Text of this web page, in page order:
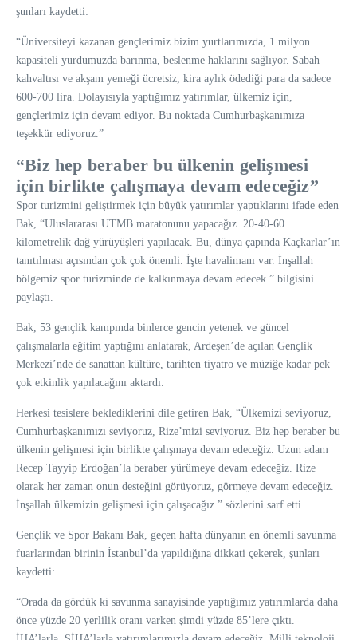
şunları kaydetti:
“Üniversiteyi kazanan gençlerimiz bizim yurtlarımızda, 1 milyon
kapasiteli yurdumuzda barınma, beslenme haklarını sağlıyor. Sabah
kahvaltısı ve akşam yemeği ücretsiz, kira aylık ödediği para da sadece
600-700 lira. Dolayısıyla yaptığımız yatırımlar, ülkemiz için,
gençlerimiz için devam ediyor. Bu noktada Cumhurbaşkanımıza
teşekkür ediyoruz.”
“Biz hep beraber bu ülkenin gelişmesi
için birlikte çalışmaya devam edeceğiz”
Spor turizmini geliştirmek için büyük yatırımlar yaptıklarını ifade eden
Bak, “Uluslararası UTMB maratonunu yapacağız. 20-40-60
kilometrelik dağ yürüyüşleri yapılacak. Bu, dünya çapında Kaçkarlar’ın
tanıtılması açısından çok çok önemli. İşte havalimanı var. İnşallah
bölgemiz spor turizminde de kalkınmaya devam edecek.” bilgisini
paylaştı.
Bak, 53 gençlik kampında binlerce gencin yetenek ve güncel
çalışmalarla eğitim yaptığını anlatarak, Ardeşen’de açılan Gençlik
Merkezi’nde de sanattan kültüre, tarihten tiyatro ve müziğe kadar pek
çok etkinlik yapılacağını aktardı.
Herkesi tesislere beklediklerini dile getiren Bak, “Ülkemizi seviyoruz,
Cumhurbaşkanımızı seviyoruz, Rize’mizi seviyoruz. Biz hep beraber bu
ülkenin gelişmesi için birlikte çalışmaya devam edeceğiz. Uzun adam
Recep Tayyip Erdoğan’la beraber yürümeye devam edeceğiz. Rize
olarak her zaman onun desteğini görüyoruz, görmeye devam edeceğiz.
İnşallah ülkemizin gelişmesi için çalışacağız.” sözlerini sarf etti.
Gençlik ve Spor Bakanı Bak, geçen hafta dünyanın en önemli savunma
fuarlarından birinin İstanbul’da yapıldığına dikkati çekerek, şunları
kaydetti:
“Orada da gördük ki savunma sanayisinde yaptığımız yatırımlarda daha
önce yüzde 20 yerlilik oranı varken şimdi yüzde 85’lere çıktı.